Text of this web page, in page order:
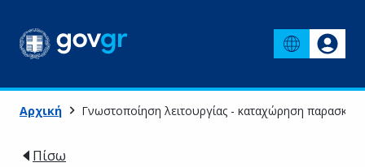
Αρχική Γνωστοποίηση λειτουργίας - καταχώρηση
Πίσω